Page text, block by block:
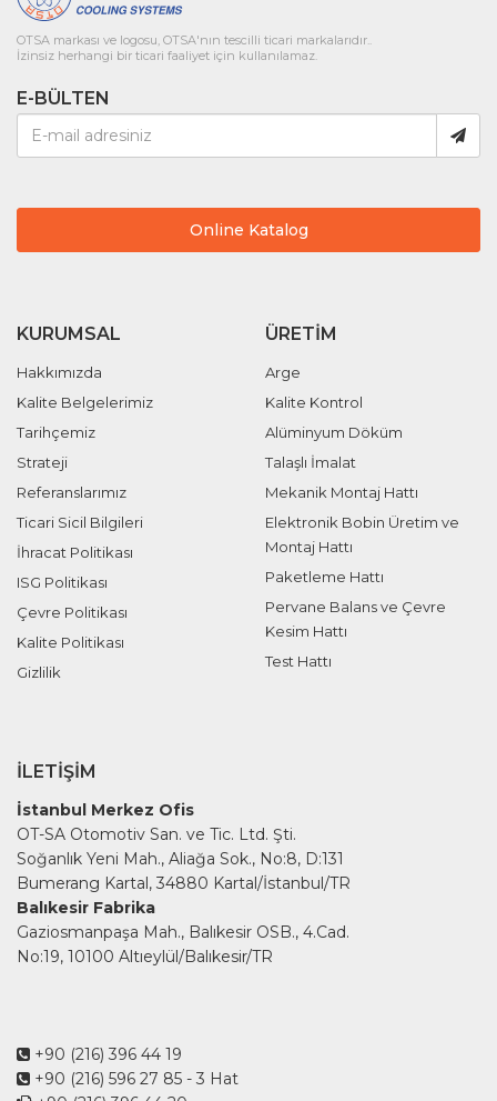
OTSA markası ve logosu, OTSA'nın tescilli ticari markalarıdır..
İzinsiz herhangi bir ticari faaliyet için kullanılamaz.
E-BÜLTEN
Online Katalog
KURUMSAL
Hakkımızda
Kalite Belgelerimiz
Tarihçemiz
Strateji
Referanslarımız
Ticari Sicil Bilgileri
İhracat Politikası
ISG Politikası
Çevre Politikası
Kalite Politikası
Gizlilik
ÜRETIM
Arge
Kalite Kontrol
Alüminyum Döküm
Talaşlı İmalat
Mekanik Montaj Hattı
Elektronik Bobin Üretim ve
Montaj Hattı
Paketleme Hattı
Pervane Balans ve Çevre
Kesim Hattı
Test Hattı
İLETIŞIM
İstanbul Merkez Ofis
OT-SA Otomotiv San. ve Tic. Ltd. Şti.
Soğanlık Yeni Mah., Aliağa Sok., No:8, D:131
Bumerang Kartal, 34880 Kartal/İstanbul/TR
Balıkesir Fabrika
Gaziosmanpaşa Mah., Balıkesir OSB., 4.Cad.
No:19, 10100 Altıeylül/Balıkesir/TR
+90 (216) 396 44 19
+90 (216) 596 27 85 - 3 Hat